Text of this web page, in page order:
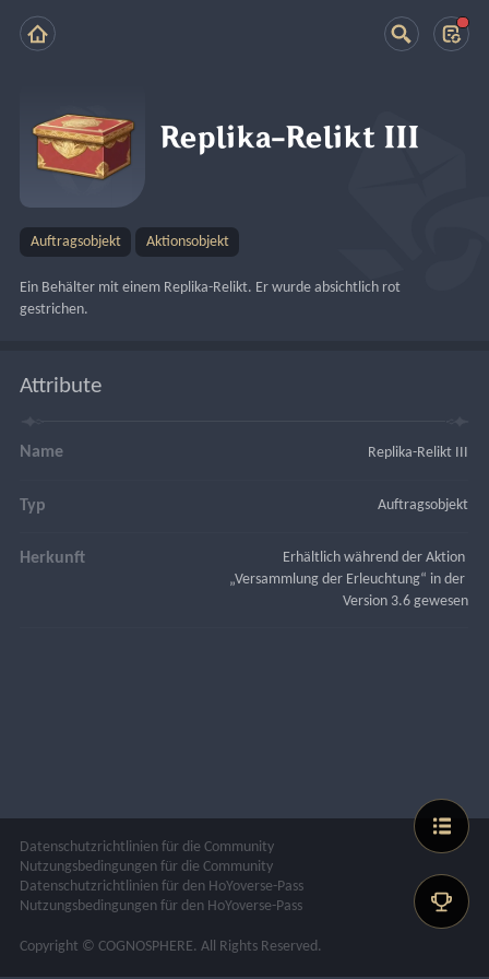
Replika-Relikt III
Auftragsobjekt Aktionsobjekt
Ein Behälter mit einem Replika-Relikt. Er wurde absichtlich rot
gestrichen.
Attribute
Name Replika-Relikt III
Typ Auftragsobjekt
Herkunft
Erhältlich während der Aktion
„Versammlung der Erleuchtung“ in der
Version 3.6 gewesen
Datenschutzrichtlinien für die Community
Nutzungsbedingungen für die Community
Datenschutzrichtlinien für den HoYoverse-Pass
Nutzungsbedingungen für den HoYoverse-Pass
Copyright © COGNOSPHERE. All Rights Reserved.